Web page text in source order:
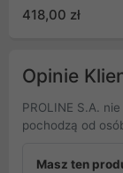
418,00 zł
Opinie
PROLINE S.A.
pochodzą od
Masz ten